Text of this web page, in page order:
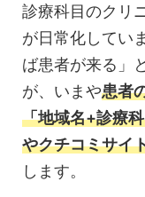
診療科目のクリ
が日常化してい
ば患者が来る」
が、いまや患者
「地域名+診療
やクチコミサイ
します。